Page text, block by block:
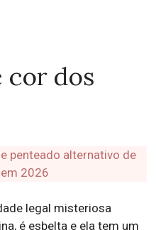
cor dos
legal misteriosa
é esbelta e ela tem um